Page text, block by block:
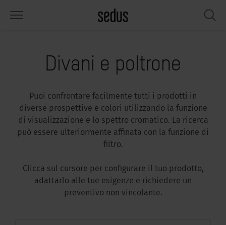
e tavoli
per uffici
insonorizzate e schermi
e accessori per workshop
in cerca di ispirazione?
Monitor "Sedus INSIGHTS"
lavorativi "Sedus Solutions"
e Fatti
& Events
Divani e poltrone
Puoi confrontare facilmente tutti i prodotti in
diverse prospettive e colori utilizzando la funzione
di visualizzazione e lo spettro cromatico. La ricerca
può essere ulteriormente affinata con la funzione di
filtro.
Clicca sul cursore per configurare il tuo prodotto,
adattarlo alle tue esigenze e richiedere un
preventivo non vincolante.